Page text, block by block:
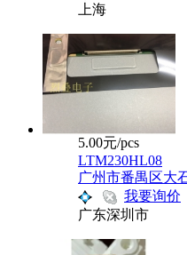
上海
5.00元/pcs
LTM230HL08
广州市番禺区大
我要询价
广东深圳市